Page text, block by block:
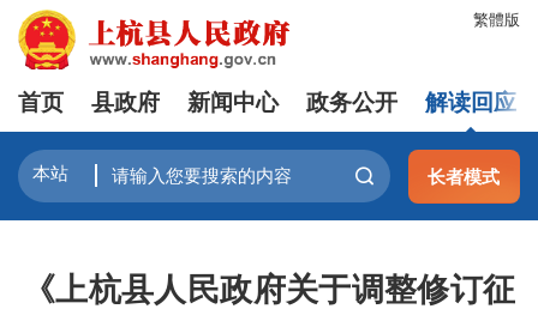
繁體版
首页 县政府 新闻中心 政务公开 解读回应
长者模式
《上杭县人民政府关于调整修订征